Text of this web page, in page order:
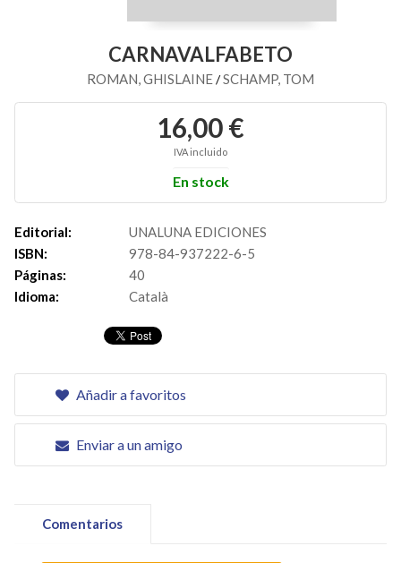
CARNAVALFABETO
ROMAN, GHISLAINE/SCHAMP, TOM
16,00 €
IVA incluido
En stock
Editorial:
UNALUNA EDICIONES
ISBN:
978-84-937222-6-5
Páginas:
40
Idioma:
Català
Añadir a favoritos
Enviar a un amigo
Comentarios